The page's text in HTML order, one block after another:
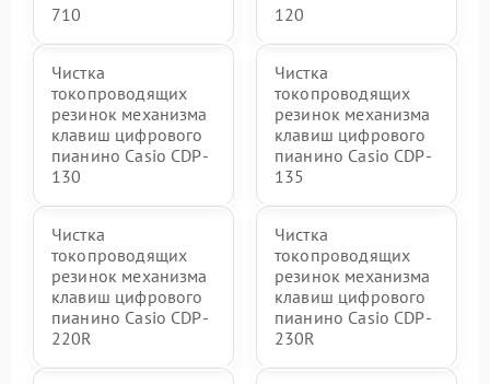
710
120
Чистка
токопроводящих
резинок механизма
клавиш цифрового
пианино Casio CDP-
130
Чистка
токопроводящих
резинок механизма
клавиш цифрового
пианино Casio CDP-
135
Чистка
токопроводящих
резинок механизма
клавиш цифрового
пианино Casio CDP-
220R
Чистка
токопроводящих
резинок механизма
клавиш цифрового
пианино Casio CDP-
230R